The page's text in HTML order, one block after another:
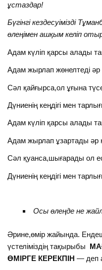
ұстаздар!
Бүгінгі кездесуімізді
өлеңімен ашқым келіп
Адам күліп қарсы алады
Адам жырлап жөнелтеді әр
Сәл қайғырса,ол ұғына
Дүниенің кеңдігі мен
Адам күліп қарсы алады
Адам жырлап ұзартады әр
Сәл қуанса,шығарады ол
Дүниенің кеңдігі мен
Осы өлеңде не
Әрине,өмір жайында.
үстеліміздің тақырыбы
ӨМІРГЕ КЕРЕКПІН — деп